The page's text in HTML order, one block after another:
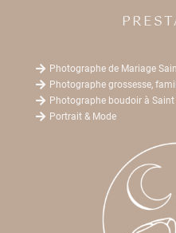
 Photographe de Mariage
 Photographe grossesse,
 Photographe boudoir à Saint
 Portrait & Mode